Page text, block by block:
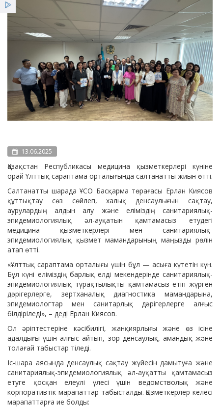
Қызметтер
Жеңілдіктер
Жаңалықтар
13.06.2025
Қазақстан Республикасы медицина қызметкерлері күніне
орай Ұлттық сараптама орталығында салтанатты жиын өтті.
Салтанатты шарада ҰСО Басқарма төрағасы Ерлан Киясов
құттықтау сөз сөйлеп, халық денсаулығын сақтау,
аурулардың алдын алу және еліміздің санитариялық-
эпидемиологиялық әл-ауқатын қамтамасыз етудегі
медицина қызметкерлері мен санитариялық-
эпидемиологиялық қызмет мамандарының маңызды рөлін
атап өтті.
«Ұлттық сараптама орталығы үшін бұл — асыға күтетін күн.
Бұл күні еліміздің барлық елді мекендерінде санитариялық-
эпидемиологиялық тұрақтылықты қамтамасыз етіп жүрген
дәрігерлерге, зертханалық диагностика мамандарына,
эпидемиологтар мен санитарлық дәрігерлерге алғыс
білдіріледі», – деді Ерлан Киясов.
Ол әріптестеріне кәсібилігі, жанқиярлығы және өз ісіне
адалдығы үшін алғыс айтып, зор денсаулық, амандық және
толағай табыстар тіледі.
Іс-шара аясында денсаулық сақтау жүйесін дамытуға және
санитариялық-эпидемиологиялық әл-ауқатты қамтамасыз
етуге қосқан елеулі үлесі үшін ведомстволық және
корпоративтік марапаттар табысталды. Қызметкерлер келесі
марапаттарға ие болды: